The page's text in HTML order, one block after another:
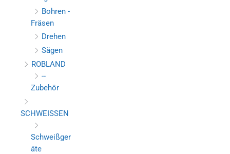
Bohren -
Fräsen
Drehen
Sägen
ROBLAND
--
Zubehör
SCHWEISSEN
Schweißger
äte